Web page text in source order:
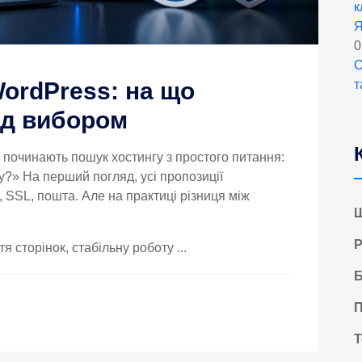
на що
вибором
пошук хостингу з простого питання:
На перший погляд, усі пропозиції
пошта. Але на практиці різниця між
сторінок, стабільну роботу ...